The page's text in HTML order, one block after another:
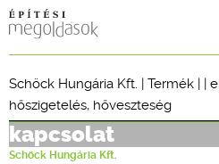
SZAKLAPOK
CPR
Schöck Hungária Kft. | Termék | |
hőszigetelés, hőveszteség
kapcsolat
Schöck Hungária Kft.